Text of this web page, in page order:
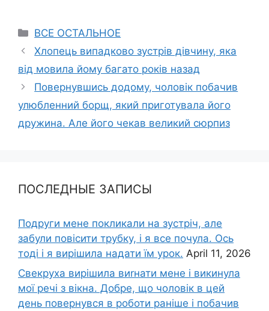
Categories
ВСЕ ОСТАЛЬНОЕ
Хлопець випадково зустрів дівчину, яка
від мовила йому багато років назад
Повернувшись додому, чоловік побачив
улюбленний борщ, який приготувала його
дружина. Але його чекав великий сюрпиз
ПОСЛЕДНЫЕ ЗАПИСЫ
Подруги мене покликали на зустріч, але
забули повісити трубку, і я все почула. Ось
тоді і я вирішила надати їм урок. April 11, 2026
Свекруха вирішила виrнати мене і викинула
мої речі з вікна. Добре, що чоловік в цей
день повернувся в роботи раніше і побачив